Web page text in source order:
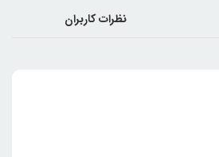
نظرات کاربران